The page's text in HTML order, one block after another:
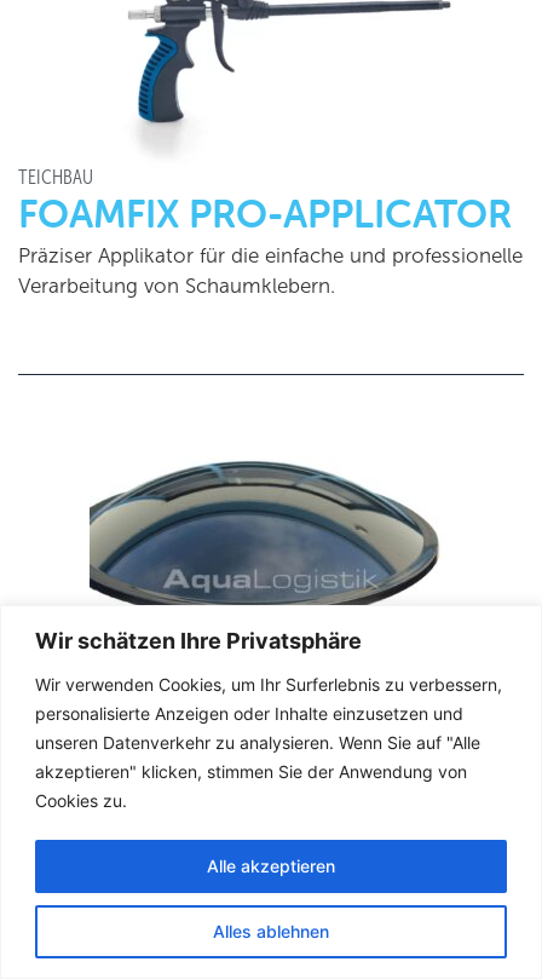
Wir schätzen Ihre Privatsphäre
Wir verwenden Cookies, um Ihr Surferlebnis zu verbessern,
personalisierte Anzeigen oder Inhalte einzusetzen und
unseren Datenverkehr zu analysieren. Wenn Sie auf "Alle
akzeptieren" klicken, stimmen Sie der Anwendung von
Cookies zu.
Alles ablehnen
Alle akzeptieren
TEICHBAU
FOAMFIX PRO-APPLICATOR
Präziser Applikator für die einfache und professionelle
Verarbeitung von Schaumklebern.
TEICHBAU
GFK BODENABLAUF 110 MM
Der GFK-Bodenablauf Ø 110 mm bietet eine
langlebige, korrosionsbeständige und leicht zu
installierende Lösung für eine zuverlässige
Entwässerung in Teichen und Pools.
English